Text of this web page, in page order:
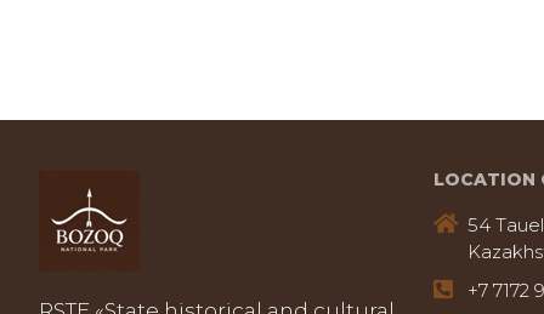
LOCATION
54
+7 7172